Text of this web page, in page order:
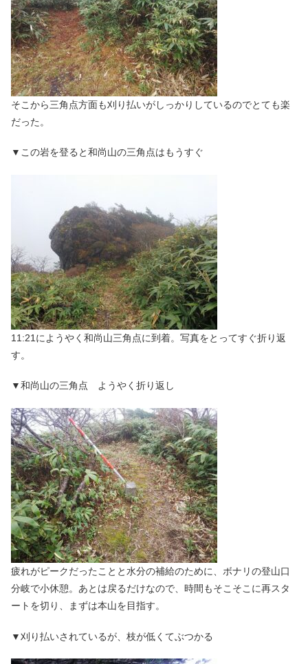
そこから三角点方面も刈り払いがしっかりしているのでとても楽
だった。
▼この岩を登ると和尚山の三角点はもうすぐ
11:21にようやく和尚山三角点に到着。写真をとってすぐ折り返
す。
▼和尚山の三角点 ようやく折り返し
疲れがピークだったことと水分の補給のために、ボナリの登山口
分岐で小休憩。あとは戻るだけなので、時間もそこそこに再スタ
ートを切り、まずは本山を目指す。
▼刈り払いされているが、枝が低くてぶつかる